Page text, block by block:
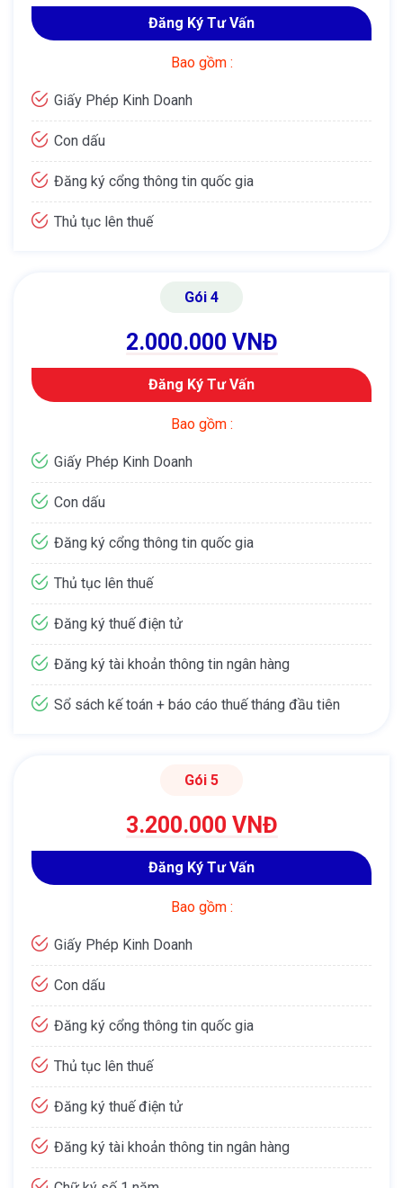
Đăng Ký Tư Vấn
Bao gồm :
Giấy Phép Kinh Doanh
Con dấu
Đăng ký cổng thông tin quốc gia
Thủ tục lên thuế
Gói 4
2.000.000 VNĐ
Đăng Ký Tư Vấn
Bao gồm :
Giấy Phép Kinh Doanh
Con dấu
Đăng ký cổng thông tin quốc gia
Thủ tục lên thuế
Đăng ký thuế điện tử
Đăng ký tài khoản thông tin ngân hàng
Sổ sách kế toán + báo cáo thuế tháng đầu tiên
Gói 5
3.200.000 VNĐ
Đăng Ký Tư Vấn
Bao gồm :
Giấy Phép Kinh Doanh
Con dấu
Đăng ký cổng thông tin quốc gia
Thủ tục lên thuế
Đăng ký thuế điện tử
Đăng ký tài khoản thông tin ngân hàng